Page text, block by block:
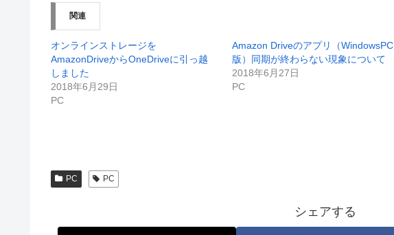
関連
オンラインストレージを
AmazonDriveからOneDriveに引っ越
しました
2018年6月29日
PC
Amazon Driveのアプリ（WindowsPC
版）同期が終わらない現象について
2018年6月27日
PC
PC PC
シェアする